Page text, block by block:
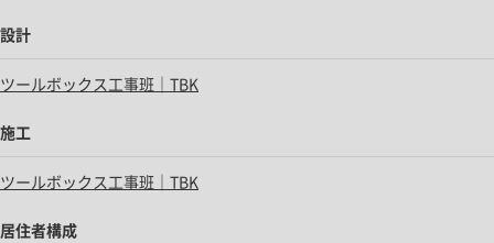
設計
ツールボックス工事班｜TBK
施工
ツールボックス工事班｜TBK
居住者構成